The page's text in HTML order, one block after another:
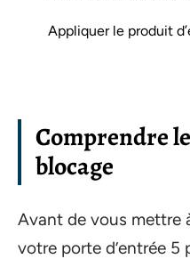
Appliquer le produit
Comprendre
blocage
Avant de vous mettre
votre porte d’entrée 5